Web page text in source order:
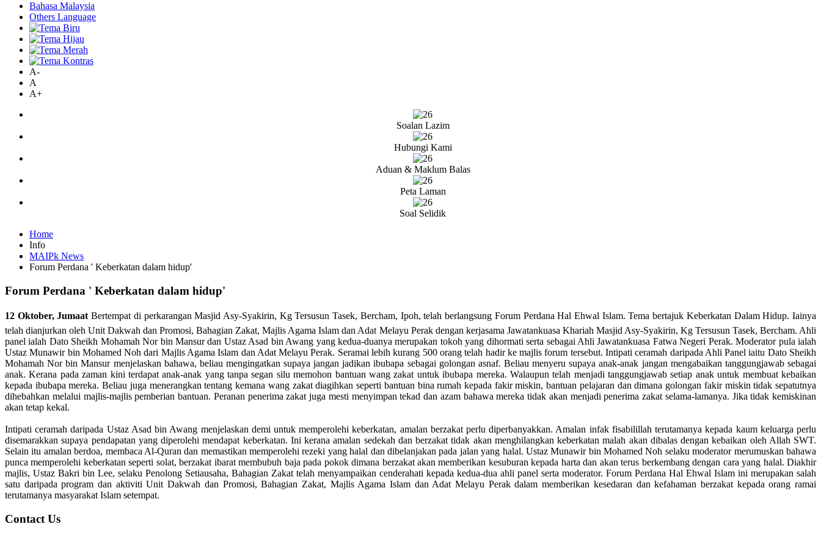
Bahasa Malaysia
Others Language
A-
A
A+
Soalan Lazim
Hubungi Kami
Aduan & Maklum Balas
Peta Laman
Soal Selidik
Home
Info
MAIPk News
Forum Perdana ' Keberkatan dalam hidup'
Forum Perdana ' Keberkatan dalam hidup'
12 Oktober, JumaatBertempat di perkarangan Masjid Asy-Syakirin, Kg Tersusun Tasek, Bercham, Ipoh, telah berlangsung Forum Perdana Hal Ehwal Islam. Tema bertajuk Keberkatan Dalam Hidup. Iainya
telah dianjurkan oleh Unit Dakwah dan Promosi, Bahagian Zakat, Majlis Agama Islam dan Adat Melayu Perak dengan kerjasama Jawatankuasa Khariah Masjid Asy-Syakirin, Kg Tersusun Tasek, Bercham. Ahli
panel ialah Dato Sheikh Mohamah Nor bin Mansur dan Ustaz Asad bin Awang yang kedua-duanya merupakan tokoh yang dihormati serta sebagai Ahli Jawatankuasa Fatwa Negeri Perak. Moderator pula ialah
Ustaz Munawir bin Mohamed Noh dari Majlis Agama Islam dan Adat Melayu Perak. Seramai lebih kurang 500 orang telah hadir ke majlis forum tersebut. Intipati ceramah daripada Ahli Panel iaitu Dato Sheikh
Mohamah Nor bin Mansur menjelaskan bahawa, beliau mengingatkan supaya jangan jadikan ibubapa sebagai golongan asnaf. Beliau menyeru supaya anak-anak jangan mengabaikan tanggungjawab sebagai
anak. Kerana pada zaman kini terdapat anak-anak yang tanpa segan silu memohon bantuan wang zakat untuk ibubapa mereka. Walaupun telah menjadi tanggungjawab setiap anak untuk membuat kebaikan
kepada ibubapa mereka. Beliau juga menerangkan tentang kemana wang zakat diagihkan seperti bantuan bina rumah kepada fakir miskin, bantuan pelajaran dan dimana golongan fakir miskin tidak sepatutnya
dihebahkan melalui majlis-majlis pemberian bantuan. Peranan penerima zakat juga mesti menyimpan tekad dan azam bahawa mereka tidak akan menjadi penerima zakat selama-lamanya. Jika tidak kemiskinan
akan tetap kekal.
Intipati ceramah daripada Ustaz Asad bin Awang menjelaskan demi untuk memperolehi keberkatan, amalan berzakat perlu diperbanyakkan. Amalan infak fisabilillah terutamanya kepada kaum keluarga perlu
disemarakkan supaya pendapatan yang diperolehi mendapat keberkatan. Ini kerana amalan sedekah dan berzakat tidak akan menghilangkan keberkatan malah akan dibalas dengan kebaikan oleh Allah SWT.
Selain itu amalan berdoa, membaca Al-Quran dan memastikan memperolehi rezeki yang halal dan dibelanjakan pada jalan yang halal. Ustaz Munawir bin Mohamed Noh selaku moderator merumuskan bahawa
punca memperolehi keberkatan seperti solat, berzakat ibarat membubuh baja pada pokok dimana berzakat akan memberikan kesuburan kepada harta dan akan terus berkembang dengan cara yang halal. Diakhir
majlis, Ustaz Bakri bin Lee, selaku Penolong Setiausaha, Bahagian Zakat telah menyampaikan cenderahati kepada kedua-dua ahli panel serta moderator. Forum Perdana Hal Ehwal Islam ini merupakan salah
satu daripada program dan aktiviti Unit Dakwah dan Promosi, Bahagian Zakat, Majlis Agama Islam dan Adat Melayu Perak dalam memberikan kesedaran dan kefahaman berzakat kepada orang ramai
terutamanya masyarakat Islam setempat.
Contact Us